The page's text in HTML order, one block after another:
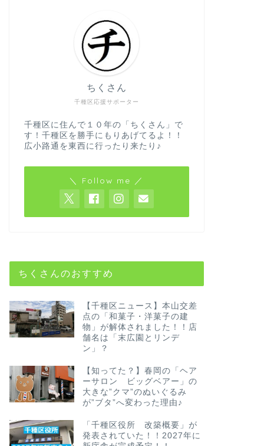
千種区応援サポーター
ちくさん
千種区に住んで１０年の「ちくさん」で
す！千種区を勝手にもりあげてるよ！！
広小路通を東西に行ったり来たり♪
＼ Follow me ／
ちくさんのおすすめ
【千種区ニュース】本山交差
点の「和菓子・洋菓子の建
物」が解体されました！！店
舗名は「末広園とリンデ
ン」？
【知ってた？】春岡の「ヘア
ーサロン ビッグベアー」の
大きな”クマ”のぬいぐるみ
が”ブタ”へ変わった理由♪
「千種区役所 改築概要」が
発表されていた！！2027年に